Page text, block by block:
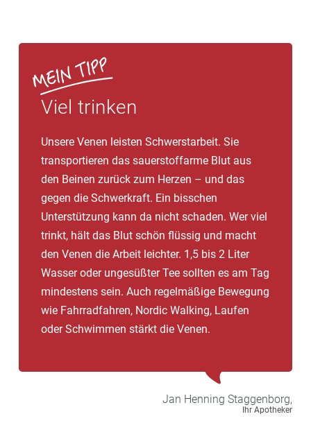
Viel trinken
Unsere Venen leisten Schwerstarbeit. Sie
transportieren das sauerstoffarme Blut aus
den Beinen zurück zum Herzen – und das
gegen die Schwerkraft. Ein bisschen
Unterstützung kann da nicht schaden. Wer viel
trinkt, hält das Blut schön flüssig und macht
den Venen die Arbeit leichter. 1,5 bis 2 Liter
Wasser oder ungesüßter Tee sollten es am Tag
mindestens sein. Auch regelmäßige Bewegung
wie Fahrradfahren, Nordic Walking, Laufen
oder Schwimmen stärkt die Venen.
Jan Henning Staggenborg,
Ihr Apotheker